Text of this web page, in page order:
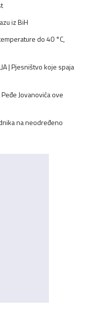
iz BiH
do 40 °C,
| Pjesništvo koje spaja
Jovanovića ove
na neodređeno